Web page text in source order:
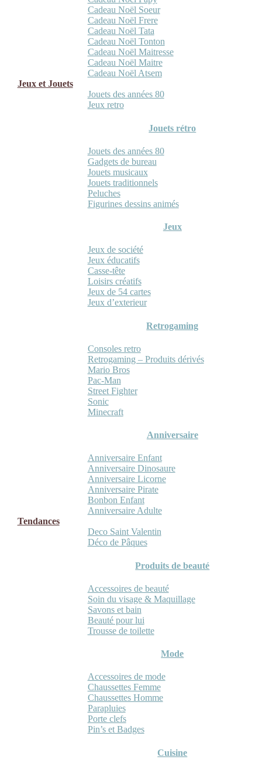
Cadeau Noël Soeur
Cadeau Noël Frere
Cadeau Noël Tata
Cadeau Noël Tonton
Cadeau Noël Maitresse
Cadeau Noël Maitre
Cadeau Noël Atsem
Jeux et Jouets
Jouets des années 80
Jeux retro
Jouets rétro
Jouets des années 80
Gadgets de bureau
Jouets musicaux
Jouets traditionnels
Peluches
Figurines dessins animés
Jeux
Jeux de société
Jeux éducatifs
Casse-tête
Loisirs créatifs
Jeux de 54 cartes
Jeux d’exterieur
Retrogaming
Consoles retro
Retrogaming – Produits dérivés
Mario Bros
Pac-Man
Street Fighter
Sonic
Minecraft
Anniversaire
Anniversaire Enfant
Anniversaire Dinosaure
Anniversaire Licorne
Anniversaire Pirate
Bonbon Enfant
Anniversaire Adulte
Tendances
Deco Saint Valentin
Déco de Pâques
Produits de beauté
Accessoires de beauté
Soin du visage & Maquillage
Savons et bain
Beauté pour lui
Trousse de toilette
Mode
Accessoires de mode
Chaussettes Femme
Chaussettes Homme
Parapluies
Porte clefs
Pin’s et Badges
Cuisine